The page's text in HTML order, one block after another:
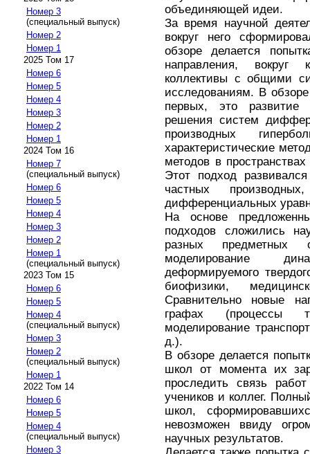
Номер 3
(специальный выпуск)
Номер 2
Номер 1
2025 Том 17
Номер 6
Номер 5
Номер 4
Номер 3
Номер 2
Номер 1
2024 Том 16
Номер 7
(специальный выпуск)
Номер 6
Номер 5
Номер 4
Номер 3
Номер 2
Номер 1
(специальный выпуск)
2023 Том 15
Номер 6
Номер 5
Номер 4
(специальный выпуск)
Номер 3
Номер 2
(специальный выпуск)
Номер 1
2022 Том 14
Номер 6
Номер 5
Номер 4
(специальный выпуск)
Номер 3
объединяющей идеи.
За время научной
вокруг него
обзоре делается
направления, вокруг
коллективы с общими
исследованиям. В
первых, это развитие
решения систем
производных
характеристические
методов в
Этот подход
частных
дифференциальных
На основе
подходов сложились
разных предметных
моделирование
деформируемого
биофизики,
Сравнительно новые
графах (процессы
моделирование
д.).
В обзоре делается
школ от момента их
проследить связь
учеников и коллег.
школ,
невозможен ввиду
научных результатов.